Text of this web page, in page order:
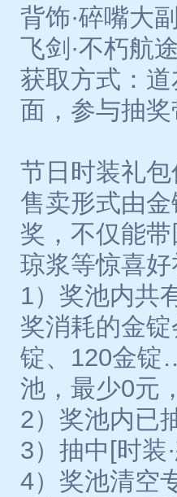
背饰·碎嘴大
飞剑·不朽航
获取方式：
面，参与抽
节日时装礼包
售卖形式由
奖，不仅能
琼浆等惊喜好
1）奖池内共
奖消耗的金
锭、120金锭
池，最少0元
2）奖池内已
3）抽中[时装
4）奖池清空